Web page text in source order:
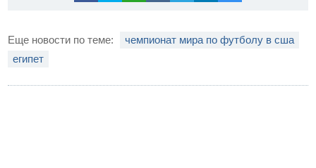
Еще новости по теме:
чемпионат мира по футболу в сша
египет